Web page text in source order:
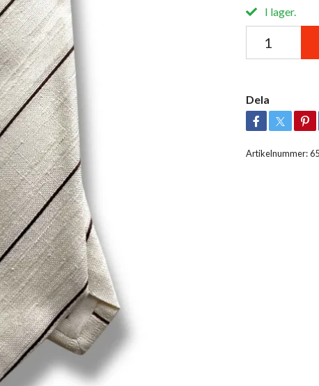
I lager.
Dela
Artikelnummer: